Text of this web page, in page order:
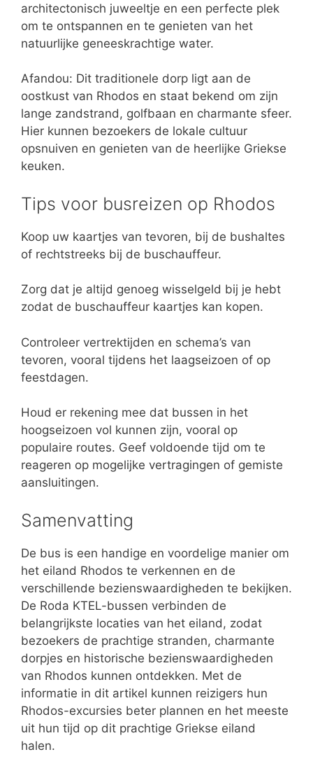
architectonisch juweeltje en een perfecte plek
om te ontspannen en te genieten van het
natuurlijke geneeskrachtige water.
Afandou: Dit traditionele dorp ligt aan de
oostkust van Rhodos en staat bekend om zijn
lange zandstrand, golfbaan en charmante sfeer.
Hier kunnen bezoekers de lokale cultuur
opsnuiven en genieten van de heerlijke Griekse
keuken.
Tips voor busreizen op Rhodos
Koop uw kaartjes van tevoren, bij de bushaltes
of rechtstreeks bij de buschauffeur.
Zorg dat je altijd genoeg wisselgeld bij je hebt
zodat de buschauffeur kaartjes kan kopen.
Controleer vertrektijden en schema’s van
tevoren, vooral tijdens het laagseizoen of op
feestdagen.
Houd er rekening mee dat bussen in het
hoogseizoen vol kunnen zijn, vooral op
populaire routes. Geef voldoende tijd om te
reageren op mogelijke vertragingen of gemiste
aansluitingen.
Samenvatting
De bus is een handige en voordelige manier om
het eiland Rhodos te verkennen en de
verschillende bezienswaardigheden te bekijken.
De Roda KTEL-bussen verbinden de
belangrijkste locaties van het eiland, zodat
bezoekers de prachtige stranden, charmante
dorpjes en historische bezienswaardigheden
van Rhodos kunnen ontdekken. Met de
informatie in dit artikel kunnen reizigers hun
Rhodos-excursies beter plannen en het meeste
uit hun tijd op dit prachtige Griekse eiland
halen.